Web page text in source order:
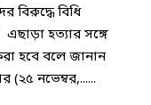
বিরুদ্ধে বিধি
হত্যার সঙ্গে
হবে বলে জানান
(২৫ নভেম্বর,......